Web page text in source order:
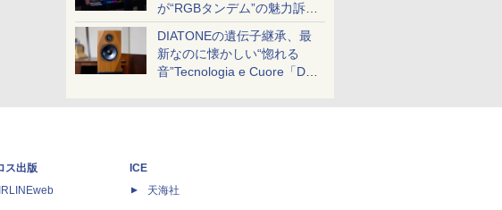
が“RGBタンデム”の魅力訴
求。液晶とのガチ比較も
DIATONEの遺伝子継承、最
新なのに懐かしい“惚れる
音”Tecnologia e Cuore「DS-
ス出版
ICE
天海社